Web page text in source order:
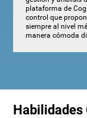
plataforma de
control que
siempre al nivel
manera cómoda
Habilidades